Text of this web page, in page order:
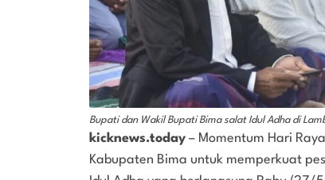
Bupati dan Wakil Bupati Bima salat Idul Adha di
kicknews.today – Momentum Hari
Kabupaten Bima untuk memperkuat